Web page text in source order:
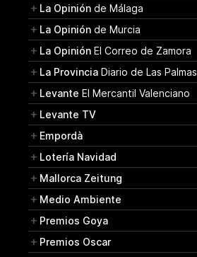
La Opinión de Málaga
La Opinión de Murcia
La Opinión El Correo de Zamora
La Provincia Diario de Las Palmas
Levante El Mercantil Valenciano
Levante TV
Empordà
Lotería Navidad
Mallorca Zeitung
Medio Ambiente
Premios Goya
Premios Oscar